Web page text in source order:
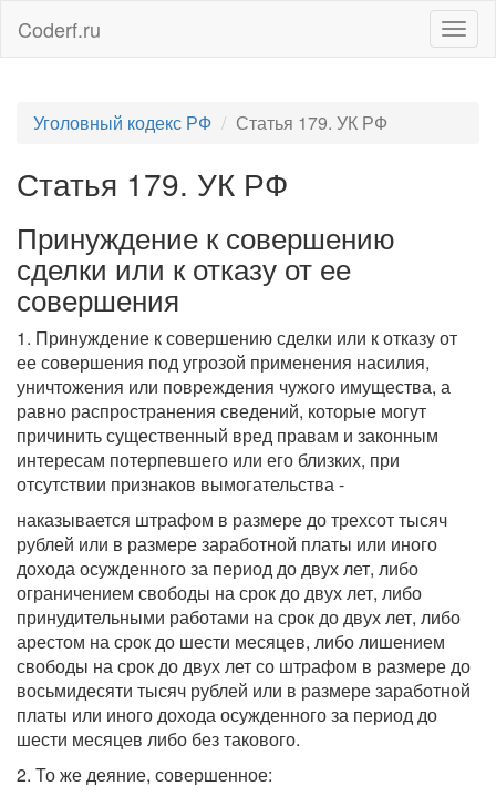
Coderf.ru
Уголовный кодекс РФ Статья 179. УК РФ
Статья 179. УК РФ
Принуждение к совершению
сделки или к отказу от ее
совершения
1. Принуждение к совершению сделки или к отказу от
ее совершения под угрозой применения насилия,
уничтожения или повреждения чужого имущества, а
равно распространения сведений, которые могут
причинить существенный вред правам и законным
интересам потерпевшего или его близких, при
отсутствии признаков вымогательства -
наказывается штрафом в размере до трехсот тысяч
рублей или в размере заработной платы или иного
дохода осужденного за период до двух лет, либо
ограничением свободы на срок до двух лет, либо
принудительными работами на срок до двух лет, либо
арестом на срок до шести месяцев, либо лишением
свободы на срок до двух лет со штрафом в размере до
восьмидесяти тысяч рублей или в размере заработной
платы или иного дохода осужденного за период до
шести месяцев либо без такового.
2. То же деяние, совершенное: